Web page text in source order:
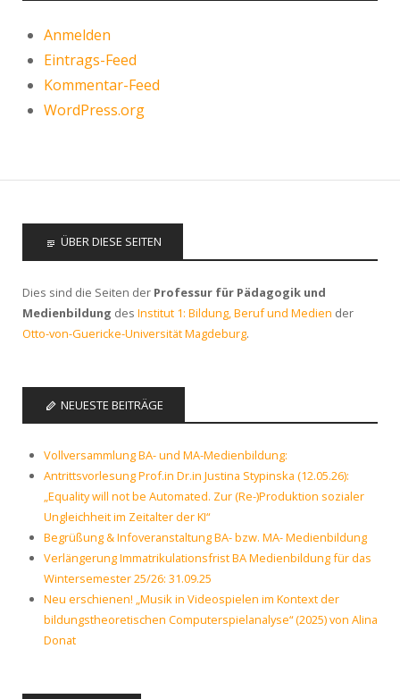
Anmelden
Eintrags-Feed
Kommentar-Feed
WordPress.org
ÜBER DIESE SEITEN
Dies sind die Seiten der Professur für Pädagogik und
Medienbildung des Institut 1: Bildung, Beruf und Medien der
Otto-von-Guericke-Universität Magdeburg.
NEUESTE BEITRÄGE
Vollversammlung BA- und MA-Medienbildung:
Antrittsvorlesung Prof.in Dr.in Justina Stypinska (12.05.26):
„Equality will not be Automated. Zur (Re-)Produktion sozialer
Ungleichheit im Zeitalter der KI“
Begrüßung & Infoveranstaltung BA- bzw. MA- Medienbildung
Verlängerung Immatrikulationsfrist BA Medienbildung für das
Wintersemester 25/26: 31.09.25
Neu erschienen! „Musik in Videospielen im Kontext der
bildungstheoretischen Computerspielanalyse“ (2025) von Alina
Donat